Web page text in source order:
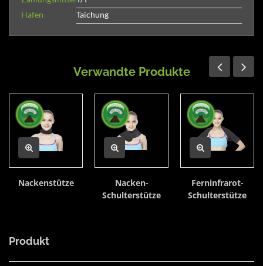
Hafen
Taichung
Verwandte Produkte
Nackenstütze
Nacken-
Schulterstütze
Ferninfrarot-
Schulterstütze
Produkt